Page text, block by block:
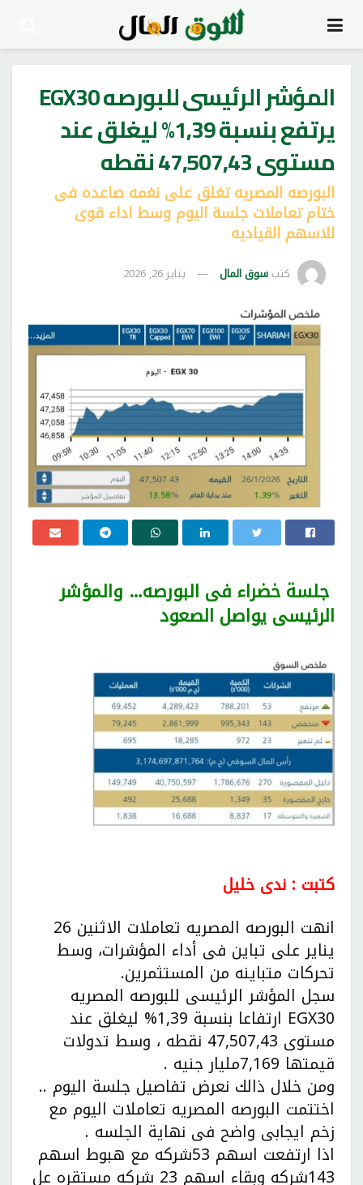
المؤشر الرئيسى للبورصه EGX30
يرتفع بنسبة 1,39% ليغلق عند
مستوى 47,507,43 نقطه
البورصه المصريه تغلق على نغمه صاعده فى
ختام تعاملات جلسة اليوم وسط اداء قوى
للاسهم القياديه
كتب سوق المال يناير 26, 2026
جلسة خضراء فى البورصه… والمؤشر
الرئيسى يواصل الصعود
كتبت : ندى خليل
انهت البورصه المصريه تعاملات الاثنين 26
يناير على تباين فى أداء المؤشرات، وسط
تحركات متباينه من المستثمرين.
سجل المؤشر الرئيسى للبورصه المصريه
EGX30 ارتفاعا بنسبة 1,39% ليغلق عند
مستوى 47,507,43 نقطه ، وسط تدولات
قيمتها 7,169مليار جنيه .
ومن خلال ذالك نعرض تفاصيل جلسة اليوم ..
اختتمت البورصه المصريه تعاملات اليوم مع
زخم ايجابى واضح فى نهاية الجلسه .
اذا ارتفعت اسهم 53شركه مع هبوط اسهم
143شركه وبقاء اسهم 23 شركه مستقره عل